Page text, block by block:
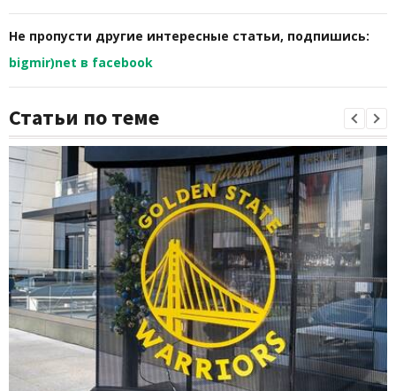
Не пропусти другие интересные статьи, подпишись:
bigmir)net в facebook
Статьи по теме